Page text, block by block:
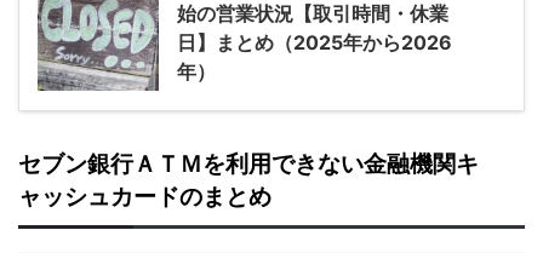
始の営業状況【取引時間・休業
日】まとめ（2025年から2026
年）
セブン銀行ＡＴＭを利用できない金融機関キ
ャッシュカードのまとめ